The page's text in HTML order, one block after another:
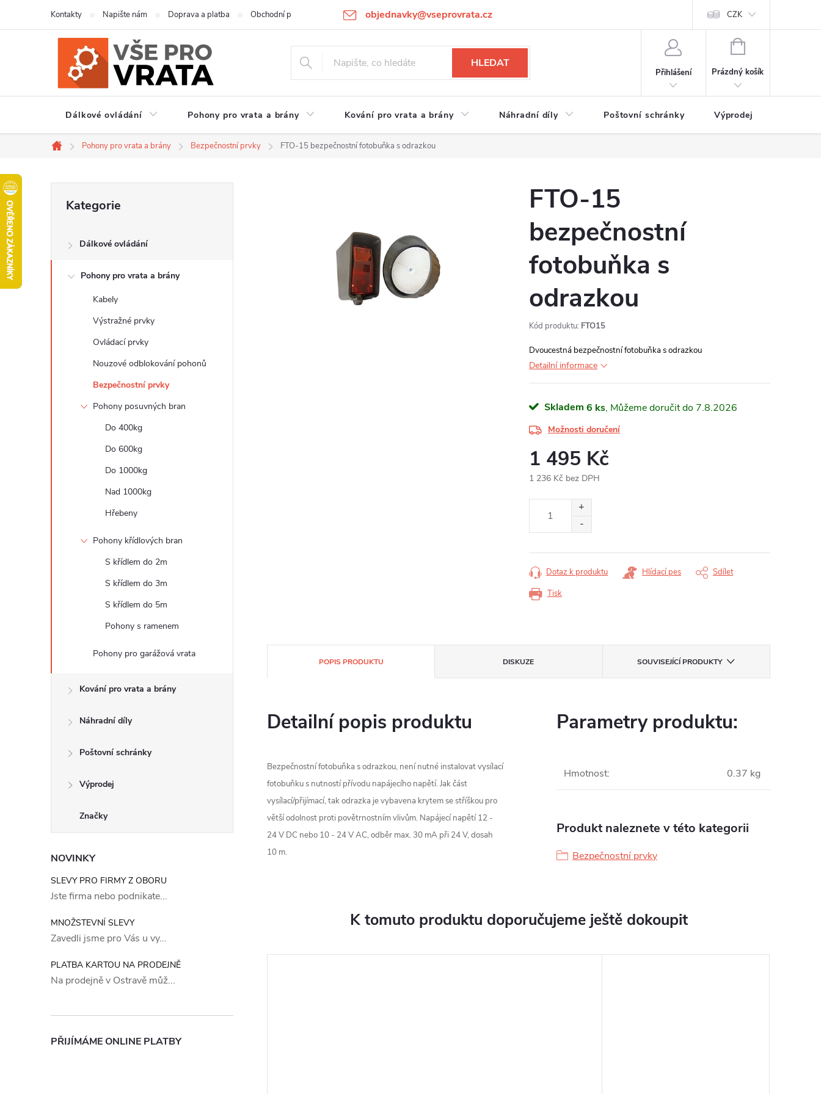
objednavky@vseprovrata.cz
Kontakty Napište nám Doprava a platba Obchodní podmínky Ochrana osobních údajů Novinky CZK
HLEDAT
Přihlášení
NÁKUPNÍ
Prázdný košík
Dálkové ovládání Pohony pro vrata a brány Kování pro vrata a brány Náhradní díly Poštovní schránky Výprodej
Domů
Pohony pro vrata a brány Bezpečnostní prvky FTO-15 bezpečnostní fotobuňka s odrazkou
s
kategorie
Kategorie
Dálkové ovládání
Pohony pro vrata a brány
Kabely
Výstražné prvky
Ovládací prvky
Nouzové odblokování pohonů
Bezpečnostní prvky
Pohony posuvných bran
Do 400kg
Do 600kg
Do 1000kg
Nad 1000kg
Hřebeny
Pohony křídlových bran
S křídlem do 2m
S křídlem do 3m
S křídlem do 5m
Pohony s ramenem
Pohony pro garážová vrata
Kování pro vrata a brány
Náhradní díly
Poštovní schránky
Výprodej
Značky
NOVINKY
SLEVY PRO FIRMY Z OBORU
Jste firma nebo podnikate...
MNOŽSTEVNÍ SLEVY
Zavedli jsme pro Vás u vy...
PLATBA KARTOU NA PRODEJNĚ
Na prodejně v Ostravě můž...
PŘIJÍMÁME ONLINE PLATBY
FTO-15
bezpečnostní
fotobuňka s
odrazkou
Kód produktu: FTO15
Dvoucestná bezpečnostní fotobuňka s odrazkou
Detailní informace
Skladem 6 ks 7.8.2026
Možnosti doručení
1 495 Kč
1 236 Kč bez DPH
Tisk
Dotaz k produktu Hlídací pes Sdílet
POPIS PRODUKTU DISKUZE SOUVISEJÍCÍ PRODUKTY
Detailní popis produktu
Bezpečnostní fotobuňka s odrazkou, není nutné instalovat vysílací
fotobuňku s nutností přívodu napájecího napětí. Jak část
vysílací/přijímací, tak odrazka je vybavena krytem se stříškou pro
větší odolnost proti povětrnostním vlivům. Napájecí napětí 12 -
24 V DC nebo 10 - 24 V AC, odběr max. 30 mA při 24 V, dosah
10 m.
Parametry produktu:
Hmotnost: 0.37 kg
Produkt naleznete v této kategorii
Bezpečnostní prvky
K tomuto produktu doporučujeme ještě dokoupit